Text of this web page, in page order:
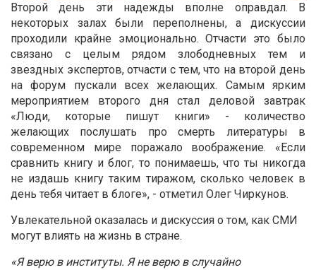
Второй день эти надежды вполне оправдал. В
некоторых залах были переполнены, а дискуссии
проходили крайне эмоционально. Отчасти это было
связано с целым рядом злободневных тем и
звездных экспертов, отчасти с тем, что на второй день
на форум пускали всех желающих. Самым ярким
мероприятием второго дня стал деловой завтрак
«Люди, которые пишут книги» - количество
желающих послушать про смерть литературы в
современном мире поражало воображение. «Если
сравнить книгу и блог, то понимаешь, что ты никогда
не издашь книгу таким тиражом, сколько человек в
день тебя читает в блоге», - отметил Олег Чиркунов.
Увлекательной оказалась и дискуссия о том, как СМИ
могут влиять на жизнь в стране.
«Я верю в институты. Я не верю в случайно